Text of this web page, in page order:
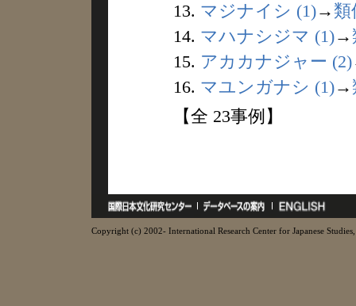
13. マジナイシ (1)→ 類
14. マハナシジマ (1)→
15. アカカナジャー (2)
16. マユンガナシ (1)→
【全 23事例】
Copyright (c) 2002- International Research Center for Japanese